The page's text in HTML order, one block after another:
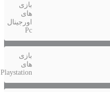
بازی
های
اورجینال
Pc
بازی
های
Playstation